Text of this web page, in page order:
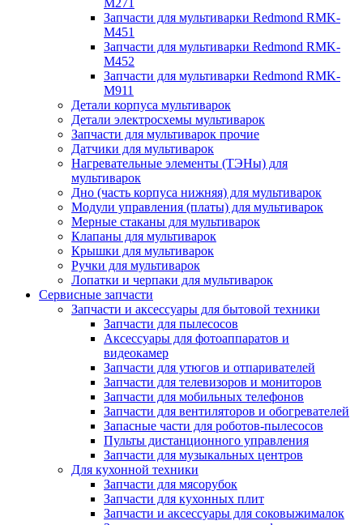
M271
Запчасти для мультиварки Redmond RMK-
M451
Запчасти для мультиварки Redmond RMK-
M452
Запчасти для мультиварки Redmond RMK-
M911
Детали корпуса мультиварок
Детали электросхемы мультиварок
Запчасти для мультиварок прочие
Датчики для мультиварок
Нагревательные элементы (ТЭНы) для
мультиварок
Дно (часть корпуса нижняя) для мультиварок
Модули управления (платы) для мультиварок
Мерные стаканы для мультиварок
Клапаны для мультиварок
Крышки для мультиварок
Ручки для мультиварок
Лопатки и черпаки для мультиварок
Сервисные запчасти
Запчасти и аксессуары для бытовой техники
Запчасти для пылесосов
Аксессуары для фотоаппаратов и
видеокамер
Запчасти для утюгов и отпаривателей
Запчасти для телевизоров и мониторов
Запчасти для мобильных телефонов
Запчасти для вентиляторов и обогревателей
Запасные части для роботов-пылесосов
Пульты дистанционного управления
Запчасти для музыкальных центров
Для кухонной техники
Запчасти для мясорубок
Запчасти для кухонных плит
Запчасти и аксессуары для соковыжималок